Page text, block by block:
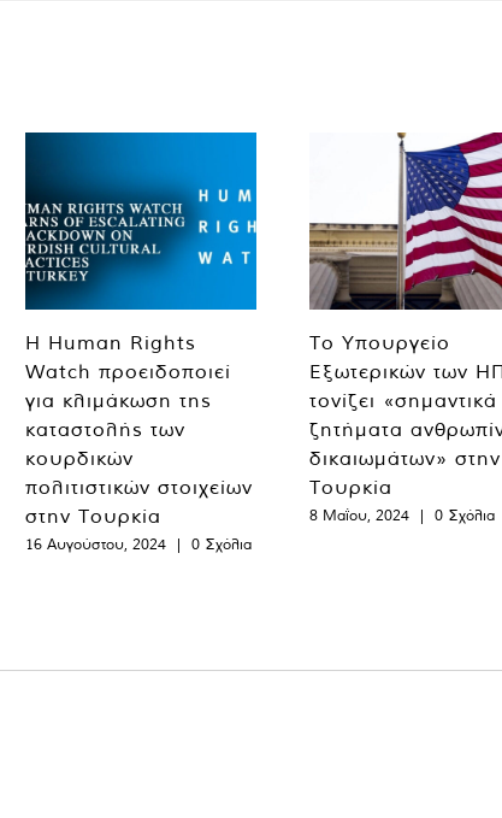
Η Human Rights
Watch προειδοποιεί
για κλιμάκωση της
καταστολής των
κουρδικών
πολιτιστικών στοιχείων
στην Τουρκία
16 Αυγούστου, 2024 | 0 Σχόλια
Το Υπουργείο
Εξωτερικών των
τονίζει «σημαντικά
ζητήματα
δικαιωμάτων» στην
Τουρκία
8 Μαΐου, 2024 | 0 Σχόλια